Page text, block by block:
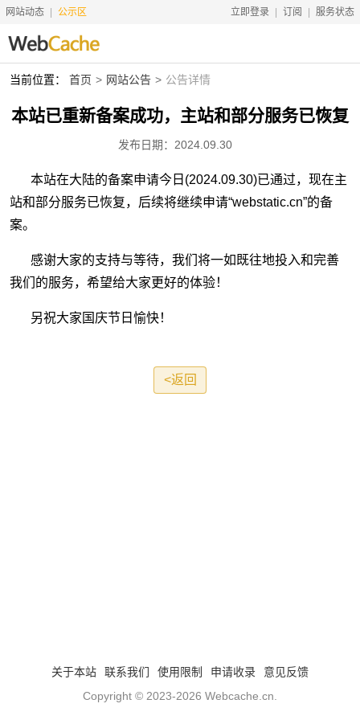
网站动态 公示区 立即登录 订阅 服务状态
首页
搜索资源
联系我们
网站动态
友情链接
当前位置： 首页 网站公告 公告详情
本站已重新备案成功，主站和部分服务已恢复
发布日期：2024.09.30
本站在大陆的备案申请今日(2024.09.30)已通过，现在主
站和部分服务已恢复，后续将继续申请“webstatic.cn”的备
案。
感谢大家的支持与等待，我们将一如既往地投入和完善
我们的服务，希望给大家更好的体验！
另祝大家国庆节日愉快！
<返回
关于本站 联系我们 使用限制 申请收录
意见反馈
Copyright © 2023-2026 Webcache.cn